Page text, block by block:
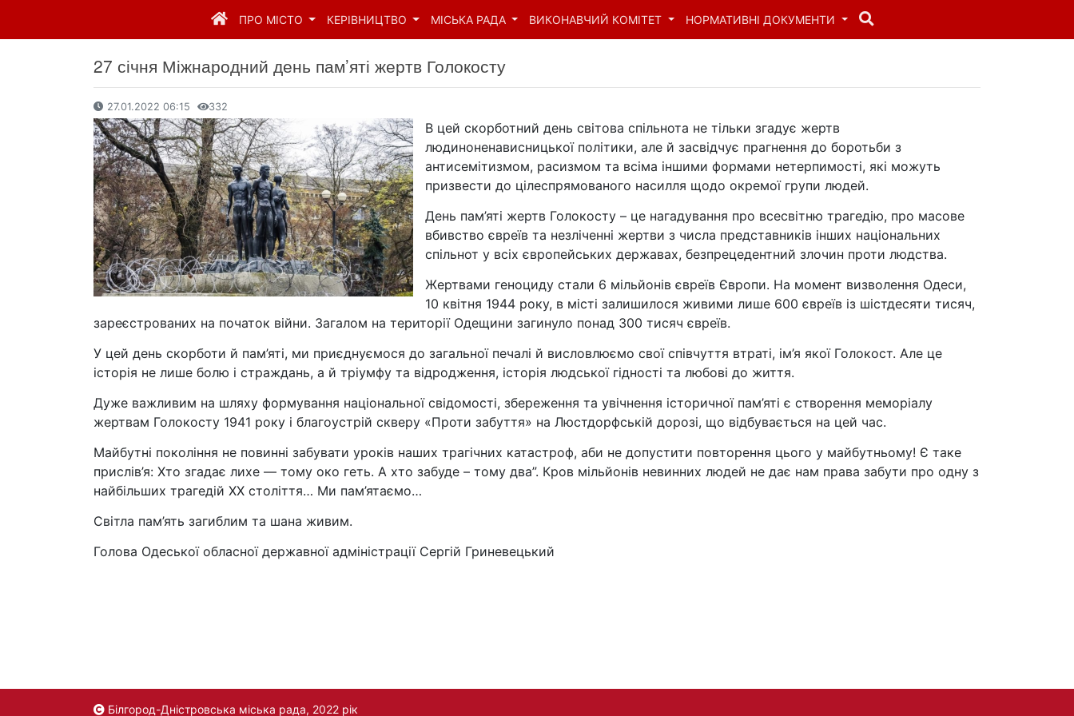
ПРО МІСТО КЕРІВНИЦТВО МІСЬКА РАДА ВИКОНАВЧИЙ КОМІТЕТ НОРМАТИВНІ ДОКУМЕНТИ
27 січня Міжнародний день пам’яті жертв Голокосту
27.01.2022 06:15 332
В цей скорботний день світова спільнота не тільки згадує жертв
людиноненависницької політики, але й засвідчує прагнення до боротьби з
антисемітизмом, расизмом та всіма іншими формами нетерпимості, які можуть
призвести до цілеспрямованого насилля щодо окремої групи людей.
День пам’яті жертв Голокосту – це нагадування про всесвітню трагедію, про масове
вбивство євреїв та незліченні жертви з числа представників інших національних
спільнот у всіх європейських державах, безпрецедентний злочин проти людства.
Жертвами геноциду стали 6 мільйонів євреїв Європи. На момент визволення Одеси,
10 квітня 1944 року, в місті залишилося живими лише 600 євреїв із шістдесяти тисяч,
зареєстрованих на початок війни. Загалом на території Одещини загинуло понад 300 тисяч євреїв.
У цей день скорботи й пам’яті, ми приєднуємося до загальної печалі й висловлюємо свої співчуття втраті, ім’я якої Голокост. Але це
історія не лише болю і страждань, а й тріумфу та відродження, історія людської гідності та любові до життя.
Дуже важливим на шляху формування національної свідомості, збереження та увічнення історичної пам’яті є створення меморіалу
жертвам Голокосту 1941 року і благоустрій скверу «Проти забуття» на Люстдорфській дорозі, що відбувається на цей час.
Майбутні покоління не повинні забувати уроків наших трагічних катастроф, аби не допустити повторення цього у майбутньому! Є таке
прислів’я: Хто згадає лихе — тому око геть. А хто забуде – тому два”. Кров мільйонів невинних людей не дає нам права забути про одну з
найбільших трагедій XX століття… Ми пам’ятаємо…
Світла пам’ять загиблим та шана живим.
Голова Одеської обласної державної адміністрації Сергій Гриневецький
Білгород-Дністровська міська рада, 2022 рік